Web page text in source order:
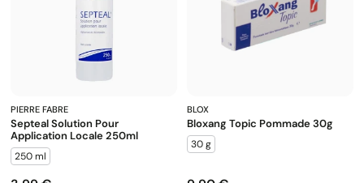
PIERRE FABRE
Septeal Solution Pour
Application Locale 250ml
250 ml
BLOX
Bloxang Topic Pommade 30g
30 g